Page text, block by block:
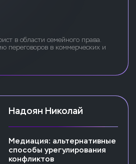
в области семейного права.
переговоров в коммерческих и
Надоян Николай
Медиация: альтернативные
способы урегулирования
конфликтов